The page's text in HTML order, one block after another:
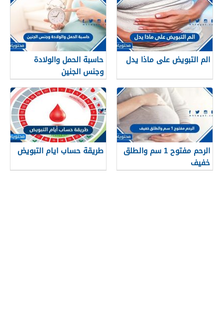
الم التبويض على ماذا يدل
حاسبة الحمل والولادة
وجنس الجنين
الرحم مفتوح 1 سم والطلق
خفيف
طريقة حساب ايام التبويض